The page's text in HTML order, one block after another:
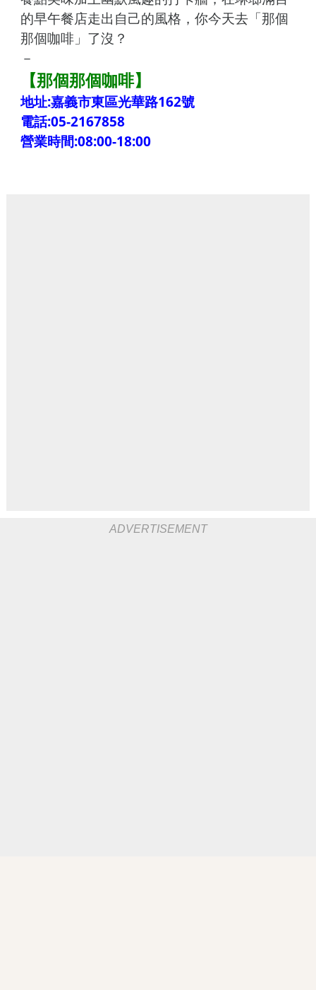
的早午餐店走出自己的風格，你今天去「那個
那個咖啡」了沒？
－
【那個那個咖啡】
地址:嘉義市東區光華路162號
電話:05-2167858
營業時間:08:00-18:00